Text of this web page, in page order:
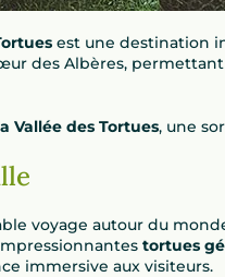
est une destination
des Albères,
Vallée des Tortues, une
voyage autour du
tortues
immersive aux visiteurs.